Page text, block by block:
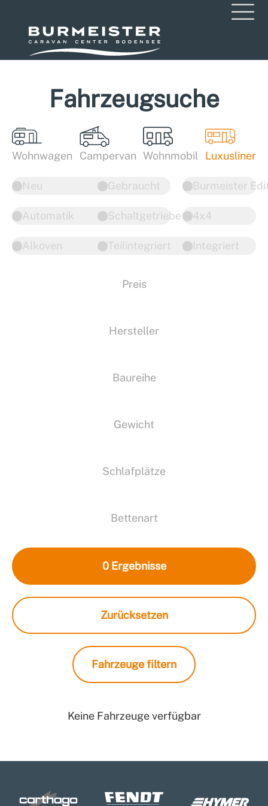
Fahrzeugsuche
Wohnwagen Campervan Wohnmobil Luxusliner
Neu Gebraucht
4x4
Automatik Schaltgetriebe
Burmeister
Alkoven Teilintegriert Integriert
Preis
Hersteller
Baureihe
Gewicht
Schlafplätze
Bettenart
0 Ergebnisse
Zurücksetzen
Fahrzeuge filtern
Keine Fahrzeuge verfügbar